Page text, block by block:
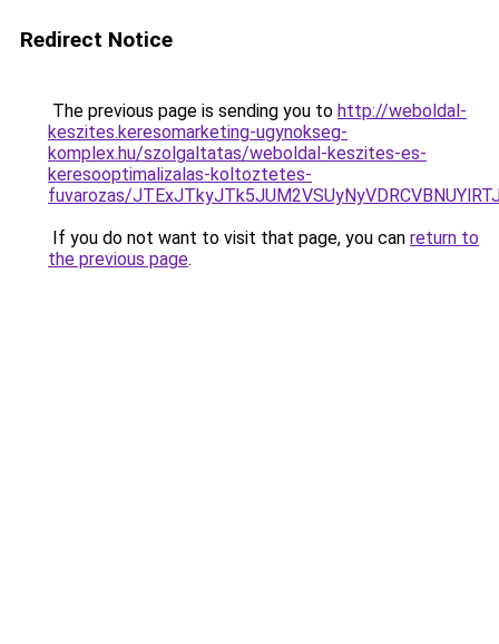
Redirect Notice
The previous page is sending you to http://weboldal-
keszites.keresomarketing-ugynokseg-
komplex.hu/szolgaltatas/weboldal-keszites-es-
keresooptimalizalas-koltoztetes-
fuvarozas/
If you do not want to visit that page, you can return to
the previous page.